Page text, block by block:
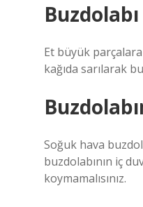
Et büyük
kağıda sarılarak
Soğuk hava
buzdolabının iç
koymamalısınız.